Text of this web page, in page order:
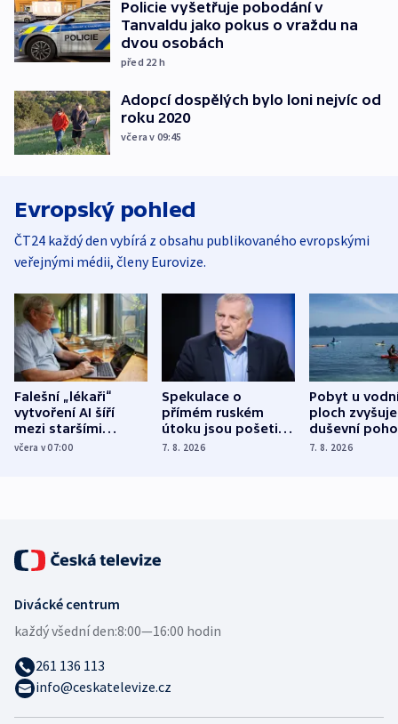
Policie vyšetřuje pobodání v
Tanvaldu jako pokus o vraždu na
dvou osobách
před 22 h
Adopcí dospělých bylo loni nejvíc od
roku 2020
včera v 09:45
Evropský pohled
ČT24 každý den vybírá z obsahu publikovaného evropskými
veřejnými médii, členy Eurovize.
Falešní „lékaři“
vytvoření AI šíří
mezi staršími
Poláky nebezpečné
včera v 07:00
Spekulace o
přímém ruském
útoku jsou pošetilé,
míní estonský
7. 8. 2026
Pobyt u
ploch zvyšuje
duševní
ukázala
7. 8. 2026
Divácké centrum
každý všední den:8:00—16:00 hodin
261 136 113
info@ceskatelevize.cz